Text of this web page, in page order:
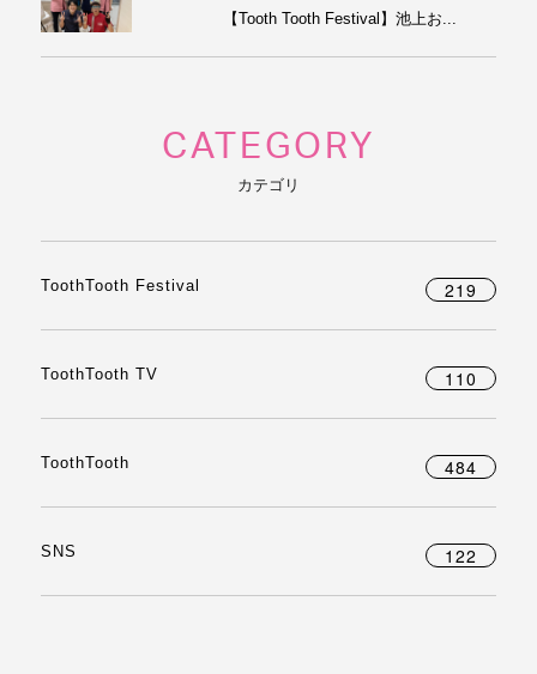
【Tooth Tooth Festival】池上お...
CATEGORY
カテゴリ
ToothTooth Festival 219
ToothTooth TV 110
ToothTooth 484
SNS 122